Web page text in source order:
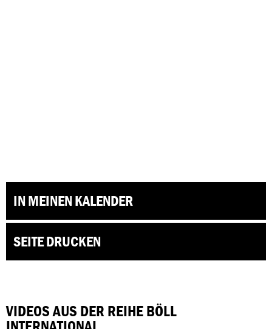
IN MEINEN KALENDER
SEITE DRUCKEN
VIDEOS AUS DER REIHE BÖLL